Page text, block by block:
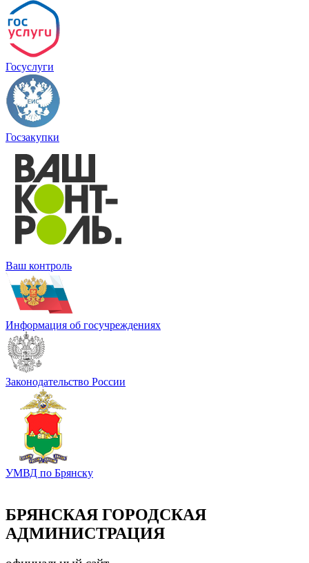
Госуслуги
Госзакупки
Ваш контроль
Информация об госучреждениях
Законодательство России
УМВД по Брянску
БРЯНСКАЯ ГОРОДСКАЯ
АДМИНИСТРАЦИЯ